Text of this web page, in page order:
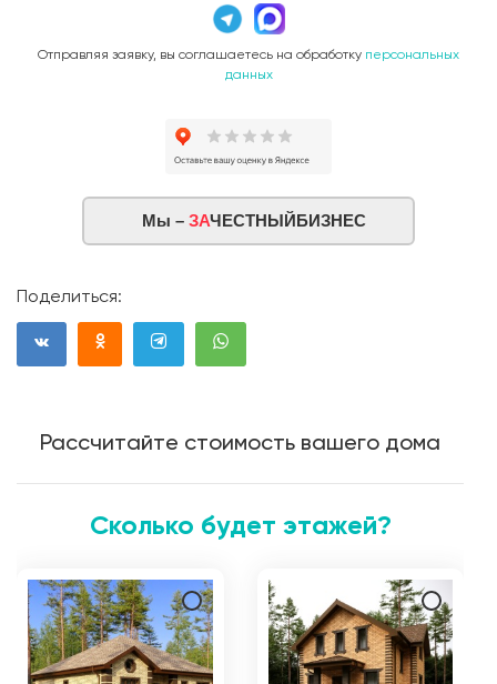
Отправляя заявку, вы соглашаетесь на обработку персональных
данных
Мы – ЗАЧЕСТНЫЙБИЗНЕС
Поделиться:
Рассчитайте стоимость вашего дома
Сколько будет этажей?